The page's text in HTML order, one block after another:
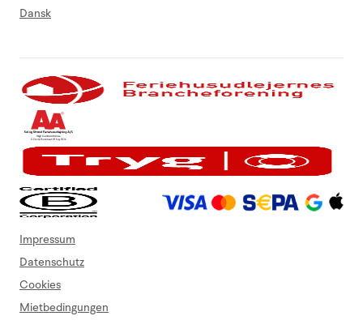
Dansk
Impressum
Datenschutz
Cookies
Mietbedingungen